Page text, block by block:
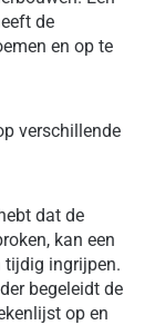
de
en op te
verschillende
dat de
kan een
tijdig ingrijpen.
begeleidt de
op en